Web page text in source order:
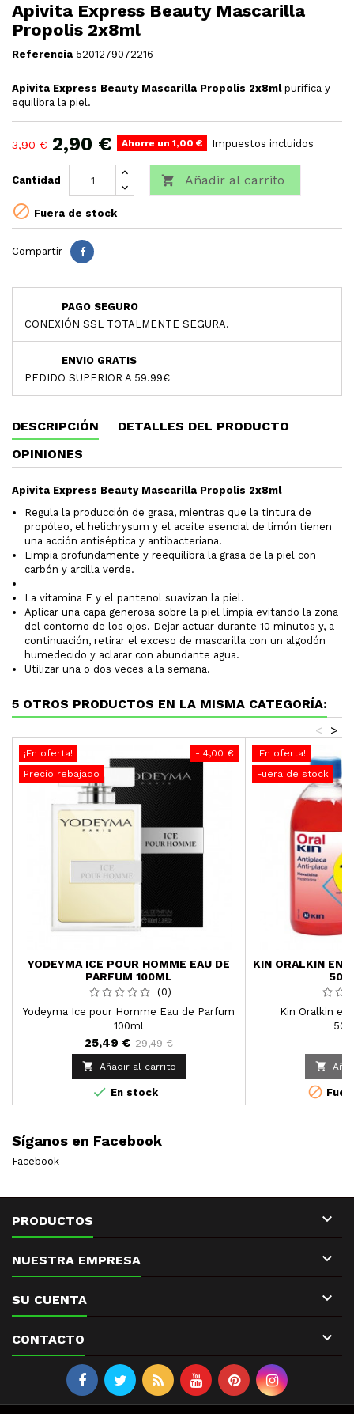
Apivita Express Beauty Mascarilla
Propolis 2x8ml
Referencia 5201279072216
Apivita Express Beauty Mascarilla Propolis 2x8mlpurifica y
equilibra la piel.
3,90 € 2,90 € Ahorre un 1,00 € Impuestos incluidos
Cantidad  Añadir al carrito
 Fuera de stock
Compartir
PAGO SEGURO
CONEXIÓN SSL TOTALMENTE SEGURA.
ENVIO GRATIS
PEDIDO SUPERIOR A 59.99€
DESCRIPCIÓN
DETALLES DEL PRODUCTO
OPINIONES
Apivita Express Beauty Mascarilla Propolis 2x8ml
Regula la producción de grasa, mientras que la tintura de
propóleo, el helichrysum y el aceite esencial de limón tienen
una acción antiséptica y antibacteriana.
Limpia profundamente y reequilibra la grasa de la piel con
carbón y arcilla verde.
La vitamina E y el pantenol suavizan la piel.
Aplicar una capa generosa sobre la piel limpia evitando la zona
del contorno de los ojos. Dejar actuar durante 10 minutos y, a
continuación, retirar el exceso de mascarilla con un algodón
humedecido y aclarar con abundante agua.
Utilizar una o dos veces a la semana.
5 OTROS PRODUCTOS EN LA MISMA CATEGORÍA:
>
<
- 4,00 €
¡En oferta!
Precio rebajado
YODEYMA ICE POUR HOMME EAU DE
PARFUM 100ML
(0)
Yodeyma Ice pour Homme Eau de Parfum
100ml
25,49 € 29,49 €

Añadir al carrito
 En stock
¡En oferta!
Fuera de stock
KIN ORALKIN
Kin Oralkin


Síganos en Facebook
Facebook
PRODUCTOS 
NUESTRA EMPRESA 
SU CUENTA 
CONTACTO 